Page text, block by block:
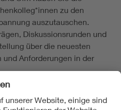
zu den
auszutauschen.
Diskussionsrunden und
über die neuesten
Anforderungen in der